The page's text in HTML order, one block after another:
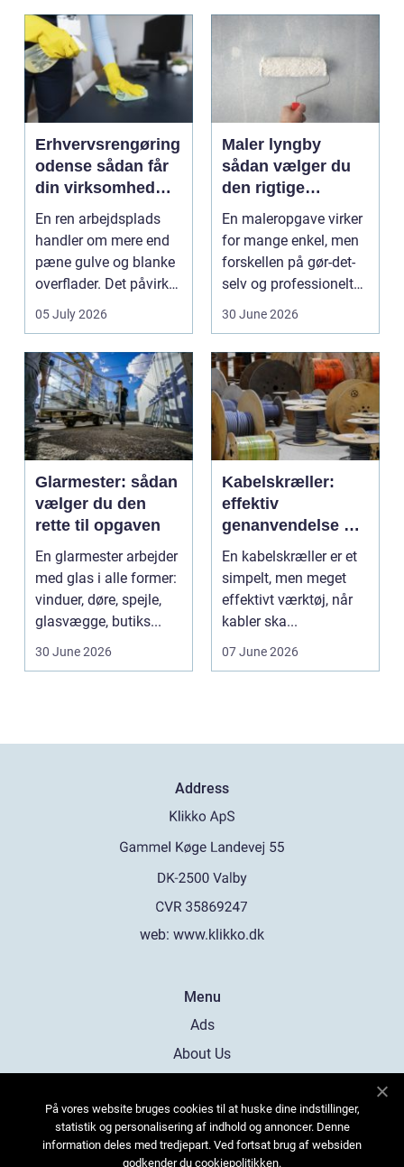
et sunde...
Erhvervsrengøring
odense sådan får
din virksomhed
mest værdi for
pengene
En ren arbejdsplads
handler om mere end
pæne gulve og blanke
overflader. Det påvirker
både arbejdsmi...
05 July 2026
Maler lyngby
sådan vælger du
den rigtige
fagmand
En maleropgave virker
for mange enkel, men
forskellen på gør-det-
selv og professionelt
arbejde er of...
30 June 2026
Glarmester: sådan
vælger du den
rette til opgaven
En glarmester arbejder
med glas i alle former:
vinduer, døre, spejle,
glasvægge, butiks...
30 June 2026
Kabelskræller:
effektiv
genanvendelse og
bedre økonomi i
kabelhåndtering
En kabelskræller er et
simpelt, men meget
effektivt værktøj, når
kabler ska...
07 June 2026
Address
web: www.klikko.dk
Menu
Ads
About Us
Contact
Sitemap
På vores website bruges cookies til at huske dine indstillinger,
statistik og personalisering af indhold og annoncer. Denne
information deles med tredjepart. Ved fortsat brug af websiden
godkender du cookiepolitikken.